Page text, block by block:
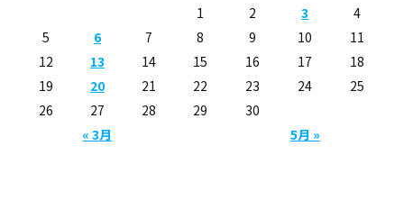
« 3月 5月 »
1 2 3
4
5
6 7 8 9 10
11
12
13 14 15 16 17
18
19
20 21 22 23 24
25
26
27 28 29 30